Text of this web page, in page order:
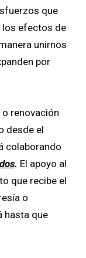
que
los efectos de
unirnos
por
renovación
desde el
colaborando
. El apoyo al
que recibe el
o
hasta que